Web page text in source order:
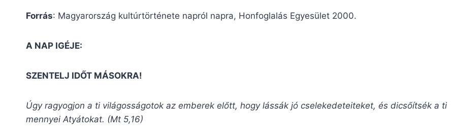
Forrás: Magyarország kultúrtörténete napról napra, Honfoglalás Egyesület 2000.
A NAP IGÉJE:
SZENTELJ IDŐT MÁSOKRA!
Úgy ragyogjon a ti világosságotok az emberek előtt, hogy lássák jó cselekedeteiteket, és dicsőítsék a ti
mennyei Atyátokat. (Mt 5,16)